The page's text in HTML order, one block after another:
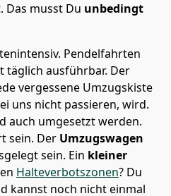
Das musst Du unbedingt
Pendelfahrten
täglich ausführbar. Der
vergessene Umzugskiste
uns nicht passieren, wird.
auch umgesetzt werden.
sein. Der Umzugswagen
sein. Ein kleiner
Halteverbotszonen? Du
kannst noch nicht einmal